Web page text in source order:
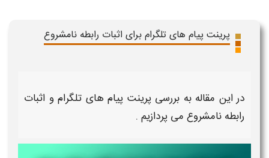
پرینت پیام های تلگرام برای اثبات رابطه نامشروع
در این مقاله به بررسیپرینت پیام های تلگرام و اثبات
رابطه نامشروع می پردازیم .